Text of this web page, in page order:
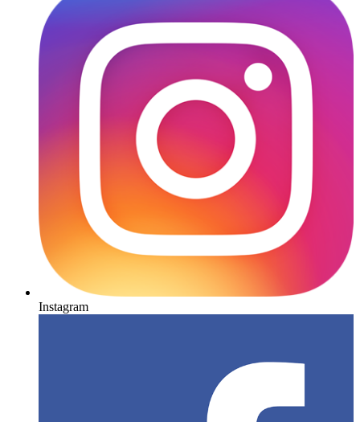
Instagram